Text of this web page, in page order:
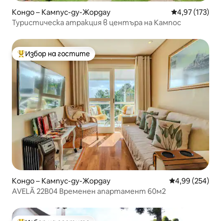
Кондо – Кампус-ду-Жордау Средна
4,97 (173)
Туристическа атракция в центъра на Кампос
Най-популярен избор на гостите
Избор на гостите
Кондо – Кампус-ду-Жордау Средна
4,99 (254)
AVELÃ 22B04 Временен апартамент 60м2